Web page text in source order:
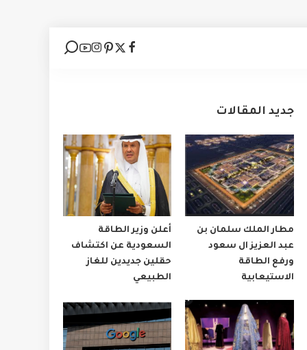
جديد المقالات
مطار الملك سلمان بن
عبد العزيز ال سعود
ورفع الطاقة
الاستيعابية
أعلن وزير الطاقة
السعودية عن اكتشاف
حقلين جديدين للغاز
الطبيعي